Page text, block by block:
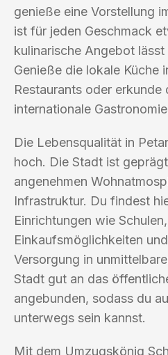
genieße eine Vorstellung
ist für jeden Geschmack
kulinarische Angebot
Genieße die lokale Küche
Restaurants oder erkunde
internationale
Die Lebensqualität in
hoch. Die Stadt ist
angenehmen
Infrastruktur. Du findest
Einrichtungen wie
Einkaufsmöglichkeiten
Versorgung in
Stadt gut an das
angebunden, sodass du
unterwegs sein kannst.
Mit dem Umzugskönig